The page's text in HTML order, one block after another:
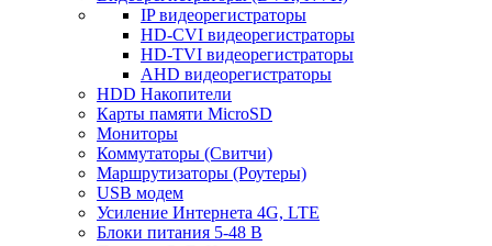
IP видеорегистраторы
HD-CVI видеорегистраторы
HD-TVI видеорегистраторы
AHD видеорегистраторы
HDD Накопители
Карты памяти MicroSD
Мониторы
Коммутаторы (Свитчи)
Маршрутизаторы (Роутеры)
USB модем
Усиление Интернета 4G, LTE
Блоки питания 5-48 В